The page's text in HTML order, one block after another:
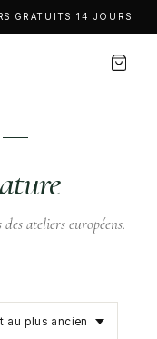
GRATUITS 14 JOURS
ateliers européens.